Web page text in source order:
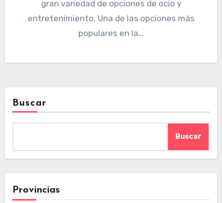
gran variedad de opciones de ocio y
entretenimiento. Una de las opciones más
populares en la…
Buscar
Buscar
Provincias